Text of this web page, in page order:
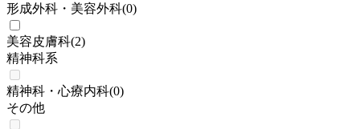
形成外科・美容外科(0)
美容皮膚科(2)
精神科系
精神科・心療内科(0)
その他